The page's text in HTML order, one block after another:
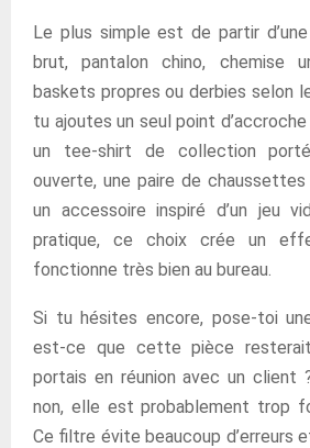
Le plus simple est de partir
brut, pantalon chino, chemise
baskets propres ou derbies selon
tu ajoutes un seul point
un tee-shirt de collection
ouverte, une paire de
un accessoire inspiré d’un jeu
pratique, ce choix crée un
fonctionne très bien au bureau.
Si tu hésites encore, pose-toi
est-ce que cette pièce
portais en réunion avec un client
non, elle est probablement trop
Ce filtre évite beaucoup d’erreurs